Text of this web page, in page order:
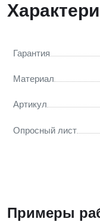
Гарантия
Материал
Артикул
Опросный лист
Примеры